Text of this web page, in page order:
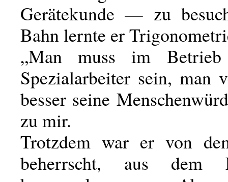
Gerätekunde — zu
Bahn lernte er
„Man muss im
Spezialarbeiter sein, man
besser seine
zu mir.
Trotzdem war er von
beherrscht, aus dem